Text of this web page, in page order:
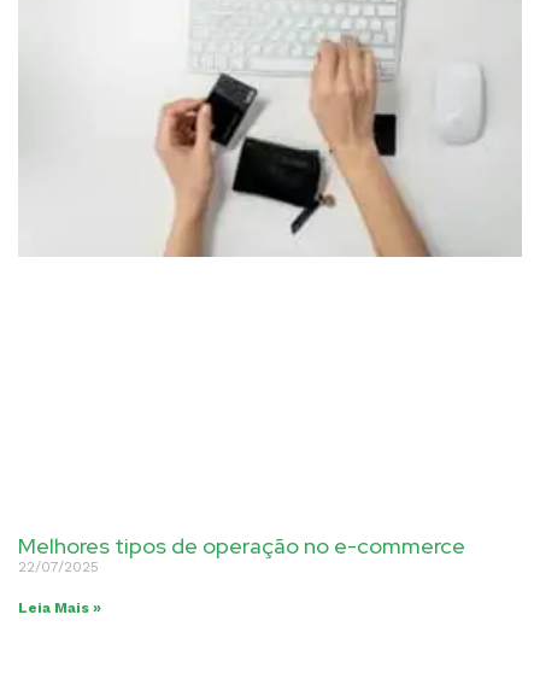
Melhores tipos de operação no e-commerce
22/07/2025
Leia Mais »